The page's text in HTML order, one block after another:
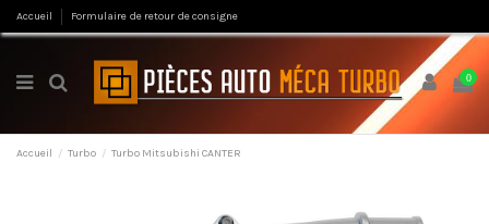
Accueil Formulaire de retour de consigne
0
Accueil Turbo Turbo Mitsubishi CANTER